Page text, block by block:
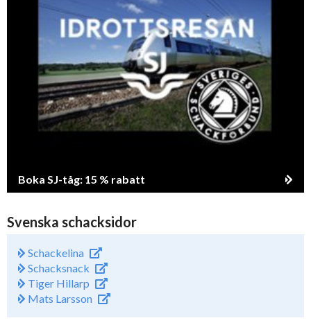
Boka SJ-tåg: 15 % rabatt
Svenska schacksidor
Schackelina
Schacksnack
Tiger Hillarp
Mats Larsson